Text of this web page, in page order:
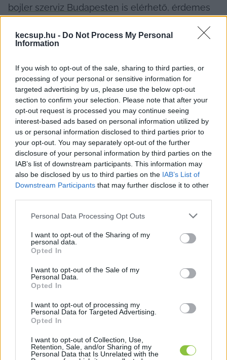
kecsup.hu - Do Not Process My Personal
Information
If you wish to opt-out of the sale, sharing to third parties, or
processing of your personal or sensitive information for
targeted advertising by us, please use the below opt-out
section to confirm your selection. Please note that after your
opt-out request is processed you may continue seeing
interest-based ads based on personal information utilized by
us or personal information disclosed to third parties prior to
your opt-out. You may separately opt-out of the further
disclosure of your personal information by third parties on the
IAB’s list of downstream participants. This information may
also be disclosed by us to third parties on the IAB’s List of
Downstream Participants that may further disclose it to other
Please note that this website/app uses one or more Google
not limited to your visit or usage behaviour. You may click to
grant or deny consent to Google and its third-party tags to
use your data for below specified purposes in below Google
consent section.
Personal Data Processing Opt Outs
I want to opt-out of the Sharing of my
personal data.
Opted In
I want to opt-out of the Sale of my
Personal Data.
Opted In
I want to opt-out of processing my
Personal Data for Targeted Advertising.
Opted In
I want to opt-out of Collection, Use,
Retention, Sale, and/or Sharing of my
Personal Data that Is Unrelated with the
bojler szerviz Budapesten is elérhető, érdemes
rendellenességet tapasztalunk a vízellátásban.
Szerinted mennyire fontos figyelmet fordítani
ezekre az apró részletekre? Amikor minden
olajozottan működik, nem is feltétlenül figyelünk
rájuk, de ha gond van, akkor már az egész
ingatlan épsége függhet tőlük. Egy törött vagy
elöregedett csap akár nagyarányú károkat is
okozhat, és a sarokszelep az, amivel azonnal
tudunk reagálni.
A sarokszelep típusai és anyagaik
Kétféle sarokszelep típus van a piacon: az
egyszerű és a kombinált kivitel. A sima
sarokszelepek általában egyetlen készülék
vízellátásáért felelnek, mint például egy csap
vagy bojler. A kombinált sarokszelepek ezzel
szemben több eszközt is képesek kiszolgálni,